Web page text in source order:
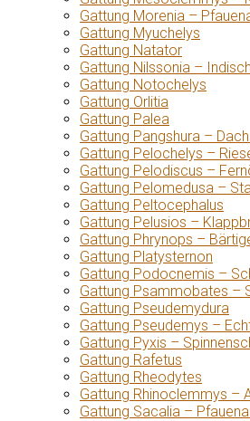
Gattung Morenia –
Gattung Myuchelys
Gattung Natator
Gattung Nilssonia –
Gattung Notochelys
Gattung Orlitia
Gattung Palea
Gattung Pangshura –
Gattung Pelochelys –
Gattung Pelodiscus –
Gattung Pelomedusa –
Gattung Peltocephalus
Gattung Pelusios –
Gattung Phrynops –
Gattung Platysternon
Gattung Podocnemis –
Gattung Psammobates –
Gattung Pseudemydura
Gattung Pseudemys –
Gattung Pyxis –
Gattung Rafetus
Gattung Rheodytes
Gattung Rhinoclemmys –
Gattung Sacalia –